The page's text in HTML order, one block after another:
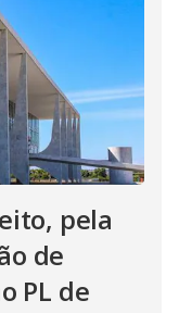
pela
de
PL de